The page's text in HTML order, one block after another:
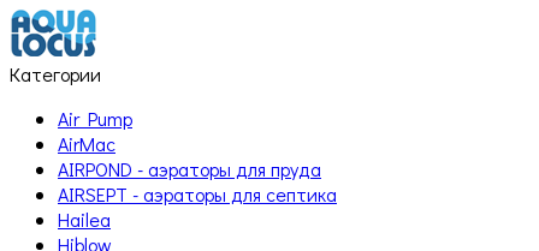
Категории
Air Pump
AirMac
AIRPOND - аэраторы для пруда
AIRSEPT - аэраторы для септика
Hailea
Hiblow